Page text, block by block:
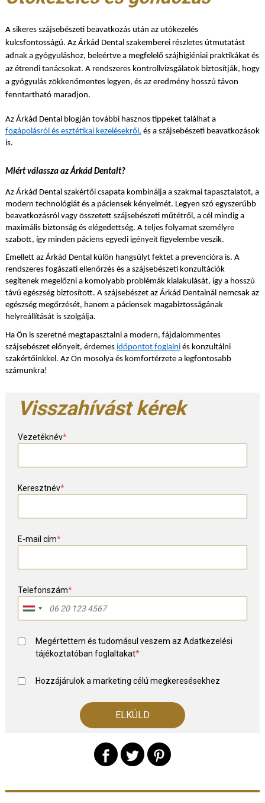
A sikeres szájsebészeti beavatkozás után az utókezelés
kulcsfontosságú. Az Árkád Dental szakemberei részletes útmutatást
adnak a gyógyuláshoz, beleértve a megfelelő szájhigiéniai praktikákat és
az étrendi tanácsokat. A rendszeres kontrollvizsgálatok biztosítják, hogy
a gyógyulás zökkenőmentes legyen, és az eredmény hosszú távon
fenntartható maradjon.
Az Árkád Dental blogján további hasznos tippeket találhat a
fogápolásról és esztétikai kezelésekről, és a szájsebészeti beavatkozások
is.
Miért válassza az Árkád Dentalt?
Az Árkád Dental szakértői csapata kombinálja a szakmai tapasztalatot, a
modern technológiát és a páciensek kényelmét. Legyen szó egyszerűbb
beavatkozásról vagy összetett szájsebészeti műtétről, a cél mindig a
maximális biztonság és elégedettség. A teljes folyamat személyre
szabott, így minden páciens egyedi igényeit figyelembe veszik.
Emellett az Árkád Dental külön hangsúlyt fektet a prevencióra is. A
rendszeres fogászati ellenőrzés és a szájsebészeti konzultációk
segítenek megelőzni a komolyabb problémák kialakulását, így a hosszú
távú egészség biztosított. A szájsebészet az Árkád Dentalnál nemcsak az
egészség megőrzését, hanem a páciensek magabiztosságának
helyreállítását is szolgálja.
Ha Ön is szeretné megtapasztalni a modern, fájdalommentes
szájsebészet előnyeit, érdemes időpontot foglalniés konzultálni
szakértőinkkel. Az Ön mosolya és komfortérzete a legfontosabb
számunkra!
Visszahívást kérek
Vezetéknév*
Keresztnév*
E-mail cím*
Telefonszám*
Megértettem és tudomásul veszem azAdatkezelési
tájékoztatóban foglaltakat*
Hozzájárulok a marketing célú megkeresésekhez